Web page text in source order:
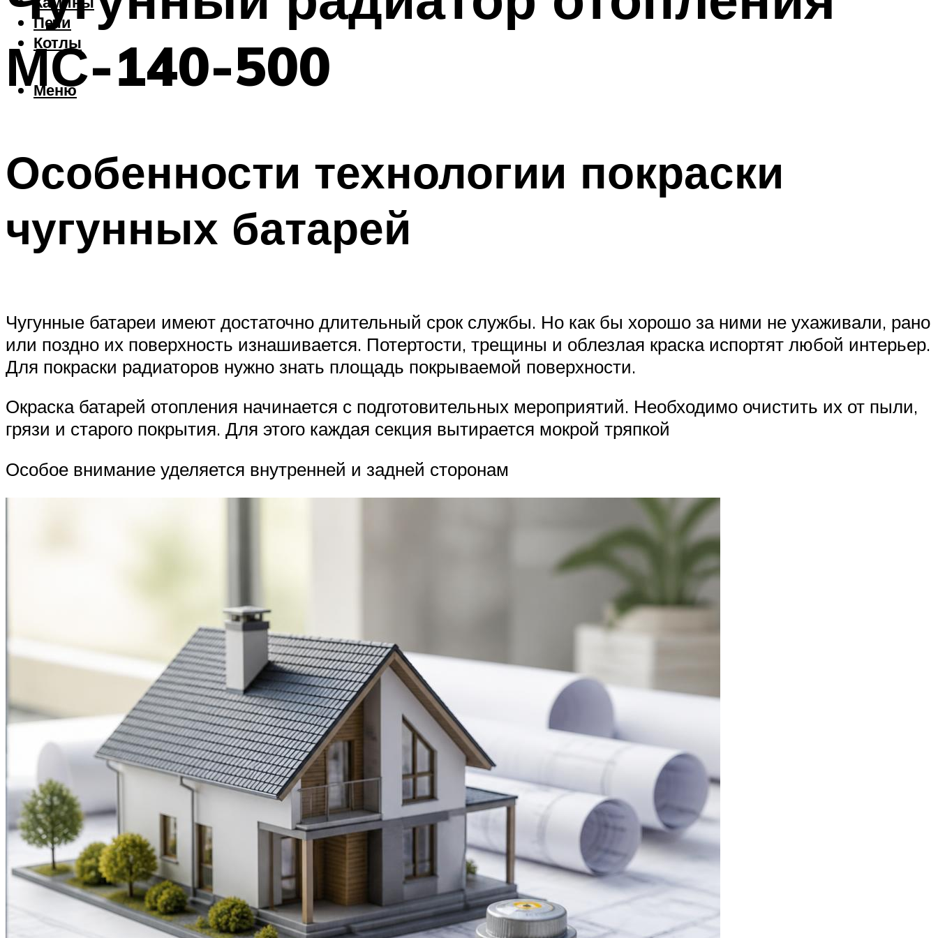
Печи
Котлы
Меню
МС-140-500
Особенности технологии покраски
чугунных батарей
Чугунные батареи имеют достаточно длительный срок службы. Но как бы хорошо за ними не ухаживали, рано
или поздно их поверхность изнашивается. Потертости, трещины и облезлая краска испортят любой интерьер.
Для покраски радиаторов нужно знать площадь покрываемой поверхности.
Окраска батарей отопления начинается с подготовительных мероприятий. Необходимо очистить их от пыли,
грязи и старого покрытия. Для этого каждая секция вытирается мокрой тряпкой
Особое внимание уделяется внутренней и задней сторонам